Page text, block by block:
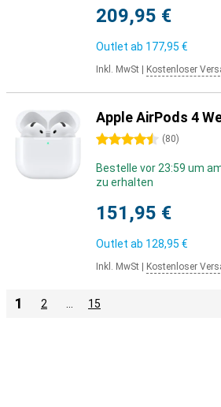
209,95 €
Outlet ab 177,95 €
Inkl. MwSt Kostenloser
Apple AirPods 4
4.5 Sterne (80)
Bestelle vor 23:59 um
zu erhalten
151,95 €
Outlet ab 128,95 €
Inkl. MwSt Kostenloser
1 2 15